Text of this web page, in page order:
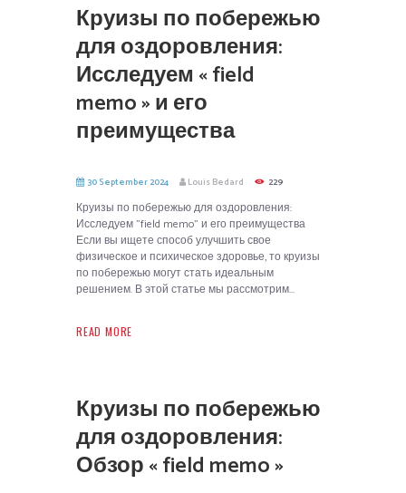
Круизы по побережью
для оздоровления:
Исследуем « field
memo » и его
преимущества
30 September 2024 Louis Bedard 229
Круизы по побережью для оздоровления:
Исследуем "field memo" и его преимущества
Если вы ищете способ улучшить свое
физическое и психическое здоровье, то круизы
по побережью могут стать идеальным
решением. В этой статье мы рассмотрим...
READ MORE
Круизы по побережью
для оздоровления:
Обзор « field memo »